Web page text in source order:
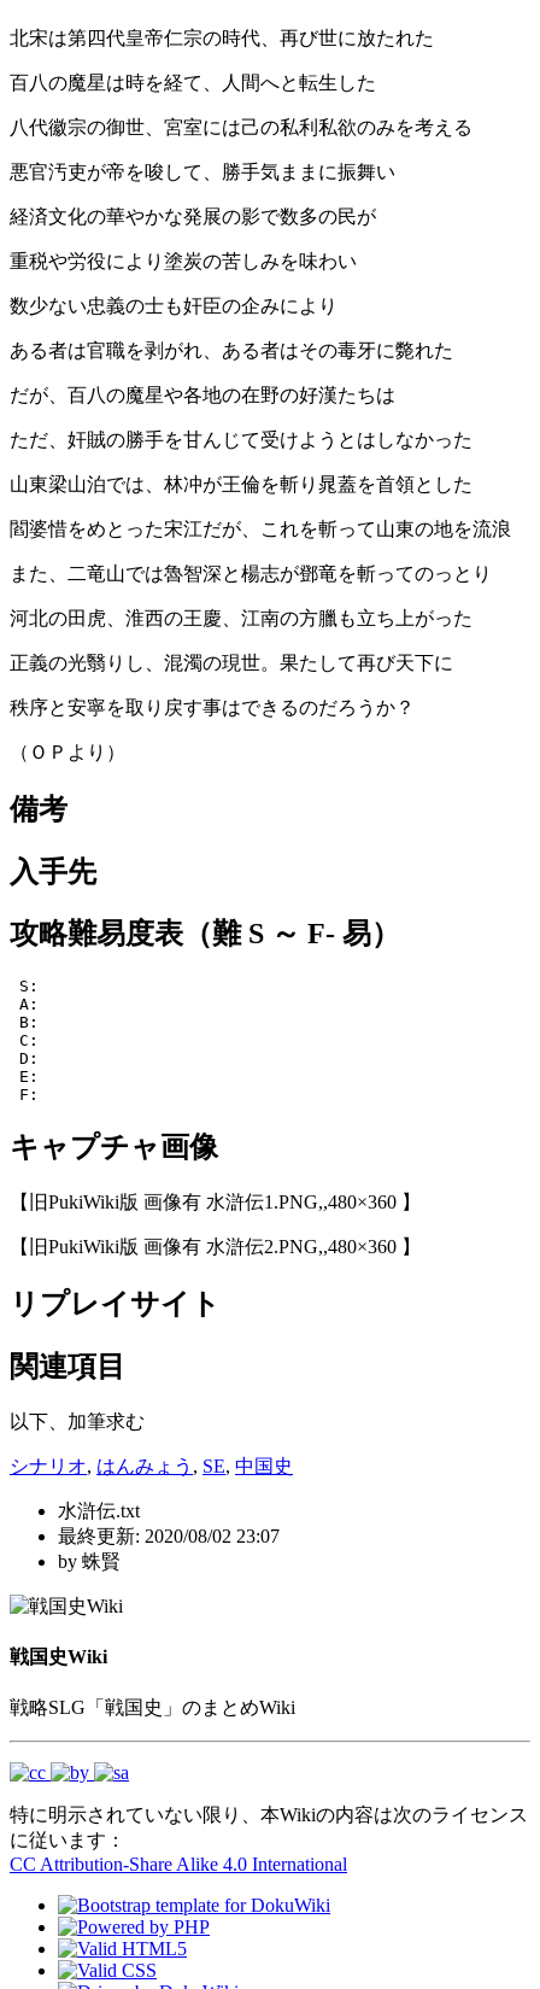
北宋は第四代皇帝仁宗の時代、再び世に放たれた
百八の魔星は時を経て、人間へと転生した
八代徽宗の御世、宮室には己の私利私欲のみを考える
悪官汚吏が帝を唆して、勝手気ままに振舞い
経済文化の華やかな発展の影で数多の民が
重税や労役により塗炭の苦しみを味わい
数少ない忠義の士も奸臣の企みにより
ある者は官職を剥がれ、ある者はその毒牙に斃れた
だが、百八の魔星や各地の在野の好漢たちは
ただ、奸賊の勝手を甘んじて受けようとはしなかった
山東梁山泊では、林冲が王倫を斬り晁蓋を首領とした
閻婆惜をめとった宋江だが、これを斬って山東の地を流浪
また、二竜山では魯智深と楊志が鄧竜を斬ってのっとり
河北の田虎、淮西の王慶、江南の方臘も立ち上がった
正義の光翳りし、混濁の現世。果たして再び天下に
秩序と安寧を取り戻す事はできるのだろうか？
（ＯＰより）
備考
入手先
攻略難易度表（難 S ～ F- 易）
S:
A:
B:
C:
D:
E:
F:
キャプチャ画像
【旧PukiWiki版 画像有 水滸伝1.PNG,,480×360 】
【旧PukiWiki版 画像有 水滸伝2.PNG,,480×360 】
リプレイサイト
関連項目
以下、加筆求む
シナリオ, はんみょう , SE, 中国史
水滸伝.txt
最終更新: 2020/08/02 23:07
by 蛛賢
戦国史Wiki
戦略SLG「戦国史」のまとめWiki
特に明示されていない限り、本Wikiの内容は次のライセンス
に従います：
CC Attribution-Share Alike 4.0 International